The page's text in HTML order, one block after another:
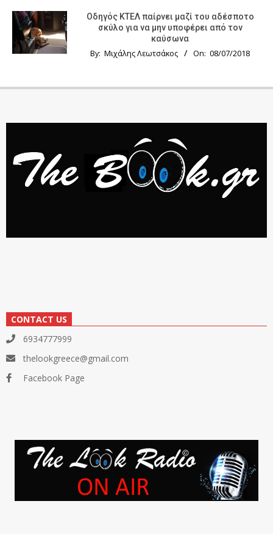
Οδηγός KTΕΛ παίρνει μαζί του αδέσποτο
σκύλο για να μην υποφέρει από τον
καύσωνα
By: Μιχάλης Λεωτσάκος On: 08/07/2018
CONTACT US
6934777999
thelookgreece@gmail.com
Facebook Page